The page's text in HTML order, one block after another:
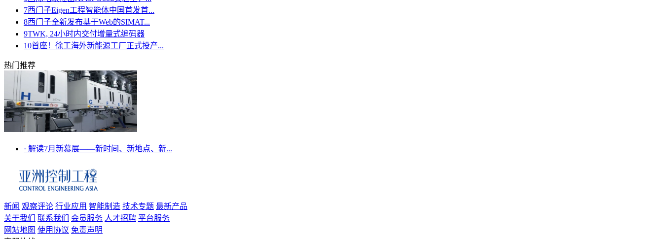
7西门子Eigen工程智能体中国首发首...
8西门子全新发布基于Web的SIMAT...
9TWK, 24小时内交付增量式编码器
10首座！徐工海外新能源工厂正式投产...
热门推荐
· 解读7月新慕展——新时间、新地点、新...
新闻 观察评论 行业应用 智能制造 技术专题 最新产品
关于我们
联系我们 会员服务 人才招聘 平台服务
网站地图 使用协议 免责声明